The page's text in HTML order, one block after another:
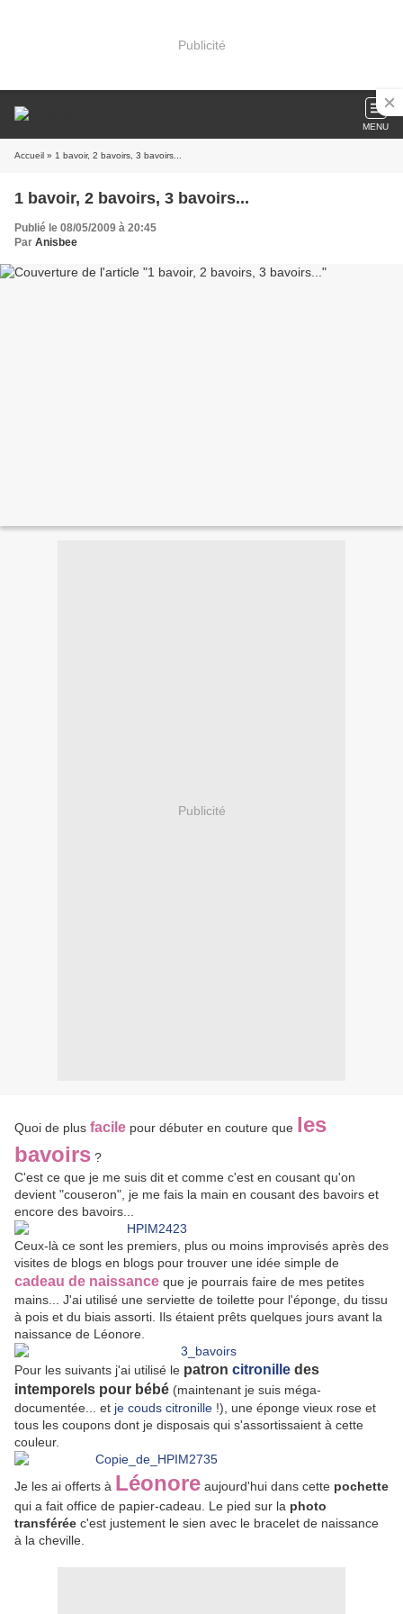
Publicité
MENU
Accueil » 1 bavoir, 2 bavoirs, 3 bavoirs...
1 bavoir, 2 bavoirs, 3 bavoirs...
Publié le 08/05/2009 à 20:45
Par Anisbee
Publicité
Quoi de plus facile pour débuter en couture que les
bavoirs ?
C'est ce que je me suis dit et comme c'est en cousant qu'on
devient "couseron", je me fais la main en cousant des bavoirs et
encore des bavoirs...
Ceux-là ce sont les premiers, plus ou moins improvisés après des
visites de blogs en blogs pour trouver une idée simple de
cadeau de naissance que je pourrais faire de mes petites
mains... J'ai utilisé une serviette de toilette pour l'éponge, du tissu
à pois et du biais assorti. Ils étaient prêts quelques jours avant la
naissance de Léonore.
Pour les suivants j'ai utilisé le patron citronille des
intemporels pour bébé (maintenant je suis méga-
documentée... et je couds citronille !), une éponge vieux rose et
tous les coupons dont je disposais qui s'assortissaient à cette
couleur.
Je les ai offerts à Léonore aujourd'hui dans cette pochette
qui a fait office de papier-cadeau. Le pied sur la photo
transférée c'est justement le sien avec le bracelet de naissance
à la cheville.